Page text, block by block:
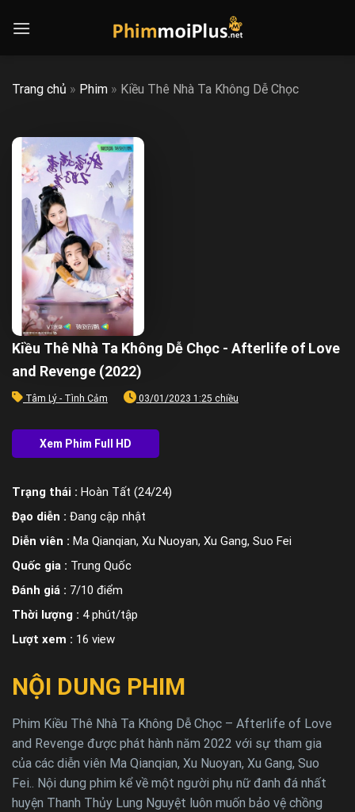
Trang chủ » Phim » Kiều Thê Nhà Ta Không Dễ Chọc
Kiều Thê Nhà Ta Không Dễ Chọc - Afterlife of Love
and Revenge (2022)
Tâm Lý - Tình Cảm 03/01/2023 1:25 chiều
Trạng thái : Hoàn Tất (24/24)
Đạo diễn : Đang cập nhật
Diễn viên : Ma Qianqian, Xu Nuoyan, Xu Gang, Suo Fei
Quốc gia : Trung Quốc
Đánh giá : 7/10 điểm
Thời lượng : 4 phút/tập
Lượt xem : 16 view
NỘI DUNG PHIM
Phim Kiều Thê Nhà Ta Không Dễ Chọc – Afterlife of Love
and Revenge được phát hành năm 2022 với sự tham gia
của các diễn viên Ma Qianqian, Xu Nuoyan, Xu Gang, Suo
Fei.. Nội dung phim kể về một người phụ nữ đanh đá nhất
huyện Thanh Thủy Lung Nguyệt luôn muốn bảo vệ chồng